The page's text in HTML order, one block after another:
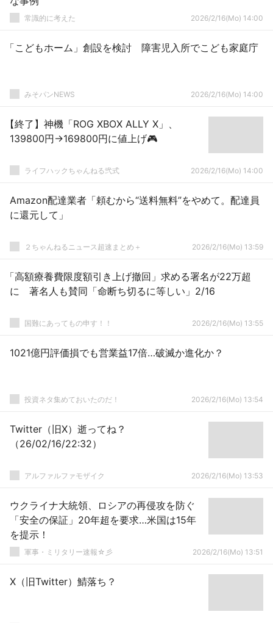
常識的に考えた 2026/2/16(Mo) 14:00
「こどもホーム」創設を検討 障害児入所でこども家庭庁
みそパンNEWS 2026/2/16(Mo) 14:00
【終了】神機「ROG XBOX ALLY X」、
139800円→169800円に値上げ🎮
ライフハックちゃんねる弐式 2026/2/16(Mo) 14:00
Amazon配達業者「頼むから“送料無料”をやめて。配達員
に還元して」
２ちゃんねるニュース超速まとめ＋ 2026/2/16(Mo) 13:59
「高額療養費限度額引き上げ撤回」求める署名が22万超
に 著名人も賛同「命断ち切るに等しい」2/16
国難にあってもの申す！！ 2026/2/16(Mo) 13:55
1021億円評価損でも営業益17倍…破滅か進化か？
投資ネタ集めておいたのだ！ 2026/2/16(Mo) 13:54
Twitter（旧X）逝ってね？
（26/02/16/22:32）
アルファルファモザイク 2026/2/16(Mo) 13:53
ウクライナ大統領、ロシアの再侵攻を防ぐ
「安全の保証」20年超を要求…米国は15年
を提示！
軍事・ミリタリー速報☆彡 2026/2/16(Mo) 13:51
X（旧Twitter）鯖落ち？